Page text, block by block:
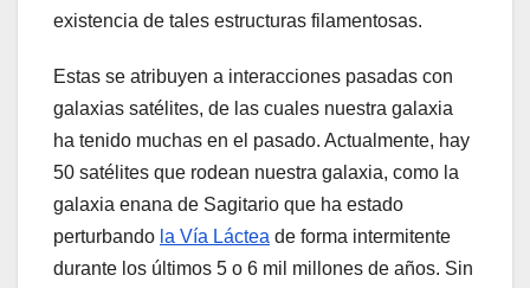
existencia de tales estructuras filamentosas.
Estas se atribuyen a interacciones pasadas con
galaxias satélites, de las cuales nuestra galaxia
ha tenido muchas en el pasado. Actualmente, hay
50 satélites que rodean nuestra galaxia, como la
galaxia enana de Sagitario que ha estado
perturbando la Vía Láctea de forma intermitente
durante los últimos 5 o 6 mil millones de años. Sin